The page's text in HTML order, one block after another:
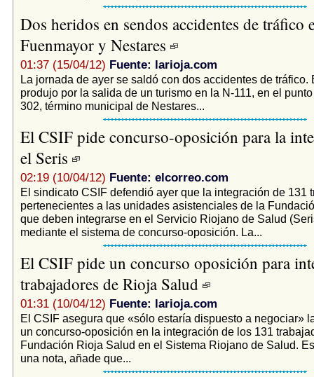
Dos heridos en sendos accidentes de tráfico
Fuenmayor y Nestares
01:37 (15/04/12) Fuente: larioja.com
La jornada de ayer se saldó con dos accidentes de tráfico.
produjo por la salida de un turismo en la N-111, en el
302, término municipal de Nestares...
El CSIF pide concurso-oposición para la
el Seris
02:19 (10/04/12) Fuente: elcorreo.com
El sindicato CSIF defendió ayer que la integración de 131
pertenecientes a las unidades asistenciales de la
que deben integrarse en el Servicio Riojano de Salud
mediante el sistema de concurso-oposición. La...
El CSIF pide un concurso oposición para
trabajadores de Rioja Salud
01:31 (10/04/12) Fuente: larioja.com
El CSIF asegura que «sólo estaría dispuesto a negociar»
un concurso-oposición en la integración de los 131
Fundación Rioja Salud en el Sistema Riojano de Salud.
una nota, añade que...